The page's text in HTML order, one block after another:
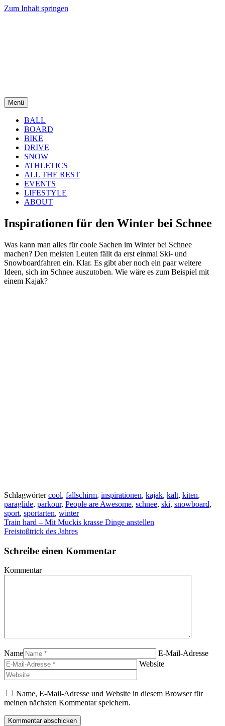
Zum Inhalt springen
Menü
BALL
BOARD
BIKE
DRIVE
SNOW
ATHLETICS
ALL THE REST
EVENTS
LIFESTYLE
ABOUT
Inspirationen für den Winter bei Schnee
Was kann man alles für coole Sachen im Winter bei Schnee
machen? Den meisten Leuten fällt da erst einmal Ski- und
Snowboardfahren ein. Klar. Es gibt aber noch ein paar weitere
Ideen, sich im Schnee auszutoben. Wie wäre es zum Beispiel mit
einem Kajak?
Schlagwörtercool, fallschirm, inspirationen, kajak, kalt, kiten,
paraglide, parkour, People are Awesome, schnee, ski, snowboard,
sport, sportarten, winter
Train hard – Mit Muckis krasse Dinge anstellen
Freistoßtrick des Jahres
Schreibe einen Kommentar
Kommentar
Name
E-Mail-Adresse
Website
Name, E-Mail-Adresse und Website in diesem Browser für
meinen nächsten Kommentar speichern.